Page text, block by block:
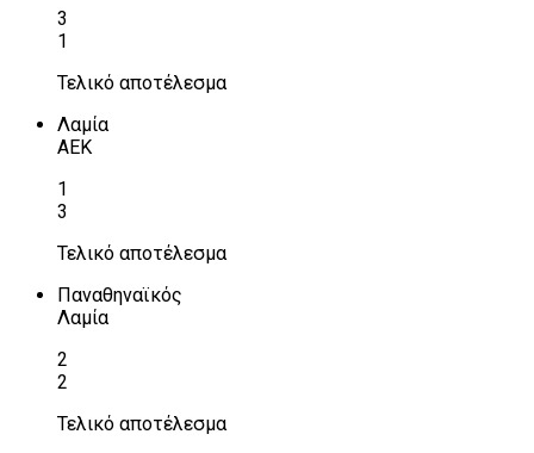
3
1
Τελικό αποτέλεσμα
Λαμία
ΑΕΚ
1
3
Τελικό αποτέλεσμα
Παναθηναϊκός
Λαμία
2
2
Τελικό αποτέλεσμα